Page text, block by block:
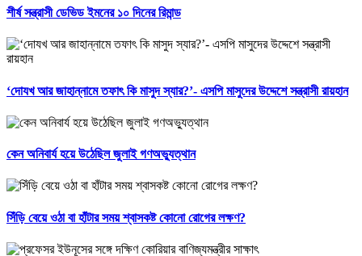
শীর্ষ সন্ত্রাসী ডেভিড ইমনের ১০ দিনের রিমান্ড
‘দোযখ আর জাহান্নামে তফাৎ কি মাসুদ স্যার?’- এসপি মাসুদের উদ্দেশে সন্ত্রাসী রায়হান
কেন অনিবার্য হয়ে উঠেছিল জুলাই গণঅভ্যুত্থান
সিঁড়ি বেয়ে ওঠা বা হাঁটার সময় শ্বাসকষ্ট কোনো রোগের লক্ষণ?